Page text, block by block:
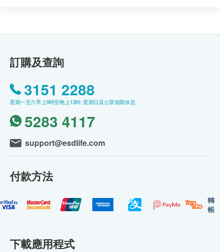
訂購及查詢
3151 2288
星期一至六早上9時至晚上12時; 星期日及公眾假期休息
5283 4117
support@esdlife.com
付款方法
轉
帳
下載應用程式